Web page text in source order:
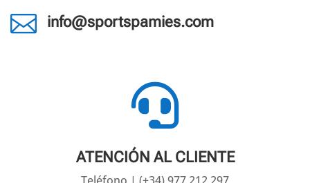
 info@sportspamies.com

ATENCIÓN AL CLIENTE